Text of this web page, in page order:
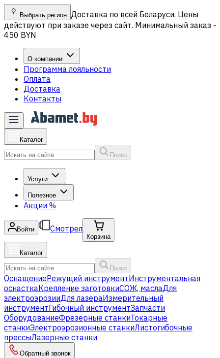
Выбрать регион Доставка по всей Беларуси. Цены
действуют при заказе через сайт. Минимальный заказ -
450 BYN
О компании
Программа лояльности
Оплата
Доставка
Контакты
Каталог
Поиск
Услуги
Полезное
Акции %
Войти Смотрел
Корзина
Каталог
Поиск
ОснащениеРежущий инструментИнструментальная
оснасткаКрепление заготовкиСОЖ, маслаДля
электроэрозииДля лазераИзмерительный
инструментГибочный инструментЗапчасти
ОборудованиеФрезерные станкиТокарные
станкиЭлектроэрозионные станкиЛистогибочные
прессыЛазерные станки
Обратный звонок